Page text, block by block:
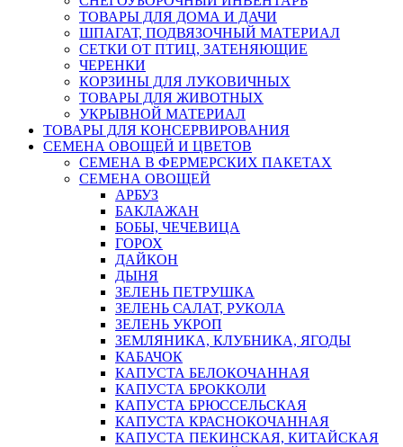
ТОВАРЫ ДЛЯ ДОМА И ДАЧИ
ШПАГАТ, ПОДВЯЗОЧНЫЙ МАТЕРИАЛ
СЕТКИ ОТ ПТИЦ, ЗАТЕНЯЮЩИЕ
ЧЕРЕНКИ
КОРЗИНЫ ДЛЯ ЛУКОВИЧНЫХ
ТОВАРЫ ДЛЯ ЖИВОТНЫХ
УКРЫВНОЙ МАТЕРИАЛ
ТОВАРЫ ДЛЯ КОНСЕРВИРОВАНИЯ
СЕМЕНА ОВОЩЕЙ И ЦВЕТОВ
СЕМЕНА В ФЕРМЕРСКИХ ПАКЕТАХ
СЕМЕНА ОВОЩЕЙ
АРБУЗ
БАКЛАЖАН
БОБЫ, ЧЕЧЕВИЦА
ГОРОХ
ДАЙКОН
ДЫНЯ
ЗЕЛЕНЬ ПЕТРУШКА
ЗЕЛЕНЬ САЛАТ, РУКОЛА
ЗЕЛЕНЬ УКРОП
ЗЕМЛЯНИКА, КЛУБНИКА, ЯГОДЫ
КАБАЧОК
КАПУСТА БЕЛОКОЧАННАЯ
КАПУСТА БРОККОЛИ
КАПУСТА БРЮССЕЛЬСКАЯ
КАПУСТА КРАСНОКОЧАННАЯ
КАПУСТА ПЕКИНСКАЯ, КИТАЙСКАЯ